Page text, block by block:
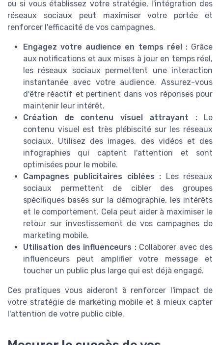
ou si vous établissez votre stratégie, l'intégration des
réseaux sociaux peut maximiser votre portée et
renforcer l'efficacité de vos campagnes.
Engagez votre audience en temps réel :Grâce
aux notifications et aux mises à jour en temps réel,
les réseaux sociaux permettent une interaction
instantanée avec votre audience. Assurez-vous
d'être réactif et pertinent dans vos réponses pour
maintenir leur intérêt.
Création de contenu visuel attrayant :Le
contenu visuel est très plébiscité sur les réseaux
sociaux. Utilisez des images, des vidéos et des
infographies qui captent l'attention et sont
optimisées pour le mobile.
Campagnes publicitaires ciblées : Les réseaux
sociaux permettent de cibler des groupes
spécifiques basés sur la démographie, les intérêts
et le comportement. Cela peut aider à maximiser le
retour sur investissement de vos campagnes de
marketing mobile.
Utilisation des influenceurs :Collaborer avec des
influenceurs peut amplifier votre message et
toucher un public plus large qui est déjà engagé.
Ces pratiques vous aideront à renforcer l'impact de
votre stratégie de marketing mobile et à mieux capter
l'attention de votre public cible.